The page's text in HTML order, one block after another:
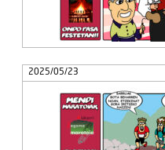
2025/05/23